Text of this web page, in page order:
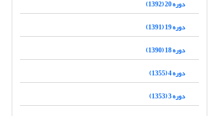
دوره 20 (1392)
دوره 19 (1391)
دوره 18 (1390)
دوره 4 (1355)
دوره 3 (1353)